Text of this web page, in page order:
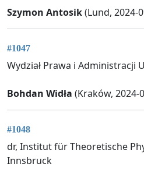
Szymon Antosik(Lund, 2024-
#1047
Wydział Prawa i Administracji
Bohdan Widła (Kraków, 2024-
#1048
dr, Institut für Theoretische
Innsbruck